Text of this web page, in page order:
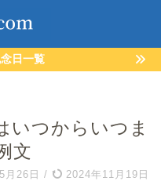
日一覧
いつからいつま
文
月26日 / 2024年11月19日